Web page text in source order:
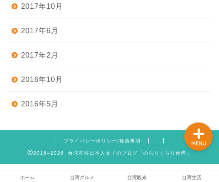
2017年10月
2017年6月
2017年2月
2016年10月
2016年5月
プライバシーポリシー/免責事項
2016–2026 台湾在住日本人女子のブログ『のらりくらり台湾』
ホーム 台湾グルメ 台湾観光 台湾生活
MENU